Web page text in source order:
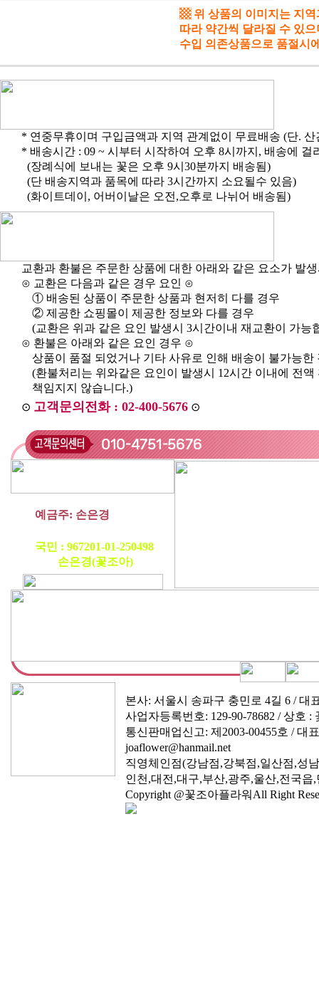
▩ 위 상품의 이미지는 지역
따라 약간씩 달라질 수 있
수입 의존상품으로 품절시
* 연중무휴이며 구입금액과 지역 관계없이 무료배송 (단.
* 배송시간 : 09 ~ 시부터 시작하여 오후 8시까지, 배송에 걸
(장례식에 보내는 꽃은 오후 9시30분까지 배송됨)
(단 배송지역과 품목에 따라 3시간까지 소요될수 있음)
(화이트데이, 어버이날은 오전,오후로 나뉘어 배송됨)
교환과 환불은 주문한 상품에 대한 아래와 같은 요소가 발
⊙ 교환은 다음과 같은 경우 요인 ⊙
① 배송된 상품이 주문한 상품과 현저히 다를 경우
② 제공한 쇼핑몰이 제공한 정보와 다를 경우
(교환은 위과 같은 요인 발생시 3시간이내 재교환이 가능
⊙ 환불은 아래와 같은 요인 경우 ⊙
상품이 품절 되었거나 기타 사유로 인해 배송이 불가능한
(환불처리는 위와같은 요인이 발생시 12시간 이내에 전
책임지지 않습니다.)
⊙ 고객문의전화 : 02-400-5676 ⊙
예금주: 손은경
국민 : 967201-01-250498
손은경(꽃조아)
본사: 서울시 송파구 충민로 4길 6 / 대
사업자등록번호: 129-90-78682 / 상호 :
통신판매업신고: 제2003-00455호 / 대
joaflower@hanmail.net
직영체인점(강남점,강북점,일산점,성
인천,대전,대구,부산,광주,울산,전국읍
Copyright @꽃조아플라워All Right